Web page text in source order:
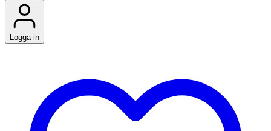
Logga in